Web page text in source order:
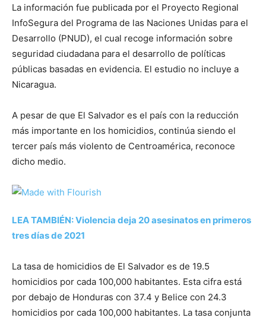
La información fue publicada por el Proyecto Regional
InfoSegura del Programa de las Naciones Unidas para el
Desarrollo (PNUD), el cual recoge información sobre
seguridad ciudadana para el desarrollo de políticas
públicas basadas en evidencia. El estudio no incluye a
Nicaragua.
A pesar de que El Salvador es el país con la reducción
más importante en los homicidios, continúa siendo el
tercer país más violento de Centroamérica, reconoce
dicho medio.
LEA TAMBIÉN: Violencia deja 20 asesinatos en primeros
tres días de 2021
La tasa de homicidios de El Salvador es de 19.5
homicidios por cada 100,000 habitantes. Esta cifra está
por debajo de Honduras con 37.4 y Belice con 24.3
homicidios por cada 100,000 habitantes. La tasa conjunta